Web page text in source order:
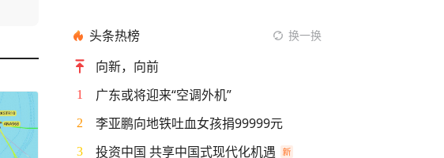
头条热榜 换一换
向新，向前
1 广东或将迎来“空调外机”
2 李亚鹏向地铁吐血女孩捐99999元
3 投资中国 共享中国式现代化机遇